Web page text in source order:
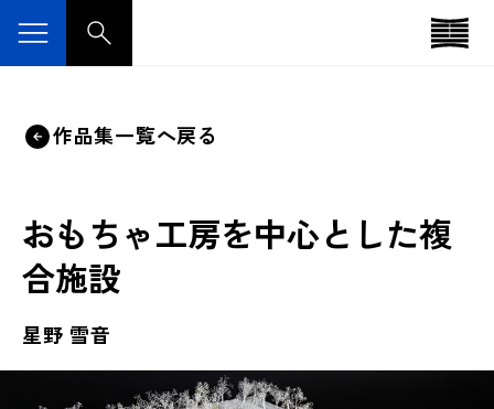
作品集一覧へ戻る
おもちゃ工房を中心とした複
合施設
星野 雪音